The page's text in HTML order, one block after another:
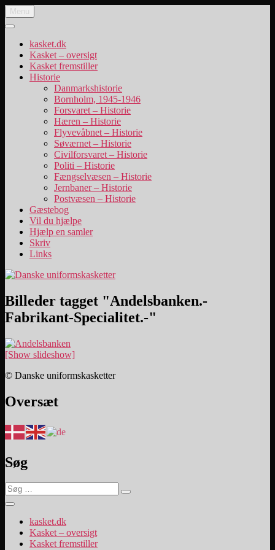
Videre
til
indhold
Danske uniformskasketter
uniformskasketter og lidt historie
Menu
kasket.dk
Kasket – oversigt
Kasket fremstiller
Historie
Danmarkshistorie
Bornholm, 1945-1946
Forsvaret – Historie
Hæren – Historie
Flyvevåbnet – Historie
Søværnet – Historie
Civilforsvaret – Historie
Politi – Historie
Fængselvæsen – Historie
Jernbaner – Historie
Postvæsen – Historie
Gæstebog
Vil du hjælpe
Hjælp en samler
Skriv
Links
Billeder tagget "Andelsbanken.-
Fabrikant-Specialitet.-"
[Show slideshow]
© Danske uniformskasketter
Oversæt
Søg
Søg
efter:
Søg
kasket.dk
Kasket – oversigt
Kasket fremstiller